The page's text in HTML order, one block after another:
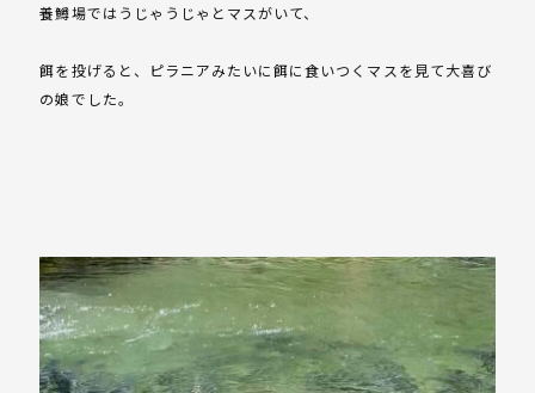
養鱒場ではうじゃうじゃとマスがいて、
餌を投げると、ピラニアみたいに餌に食いつくマスを見て大喜び
の娘でした。